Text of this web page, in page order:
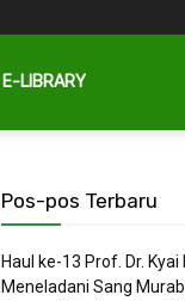
E-LIBRARY
Pos-pos Terbaru
Haul ke-13 Prof. Dr.
Meneladani Sang